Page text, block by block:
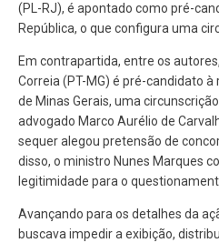
(PL-RJ), é apontado como pré-
República, o que configura uma
Em contrapartida, entre os
Correia (PT-MG) é pré-candidato
de Minas Gerais, uma
advogado Marco Aurélio de
sequer alegou pretensão de
disso, o ministro Nunes Marques
legitimidade para o
Avançando para os detalhes da
buscava impedir a exibição,